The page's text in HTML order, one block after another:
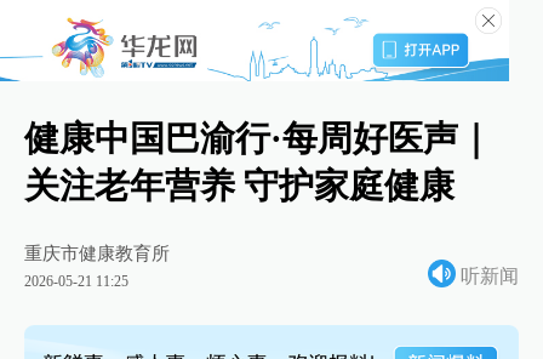
健康中国巴渝行·每周好医声｜
关注老年营养 守护家庭健康
重庆市健康教育所
2026-05-21 11:25 听新闻